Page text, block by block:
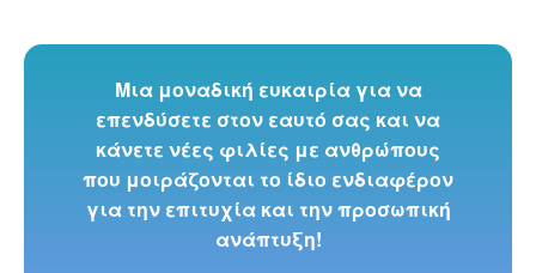
Μια μοναδική ευκαιρία για να
επενδύσετε στον εαυτό σας και να
κάνετε νέες φιλίες με ανθρώπους
που μοιράζονται το ίδιο ενδιαφέρον
για την επιτυχία και την προσωπική
ανάπτυξη!